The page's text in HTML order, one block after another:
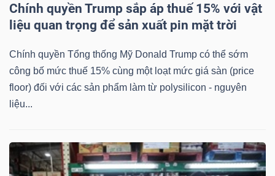
Chính quyền Trump sắp áp thuế 15% với vật
liệu quan trọng để sản xuất pin mặt trời
Chính quyền Tổng thống Mỹ Donald Trump có thể sớm
công bố mức thuế 15% cùng một loạt mức giá sàn (price
floor) đối với các sản phẩm làm từ polysilicon - nguyên
liệu...
chính
Công
cụ